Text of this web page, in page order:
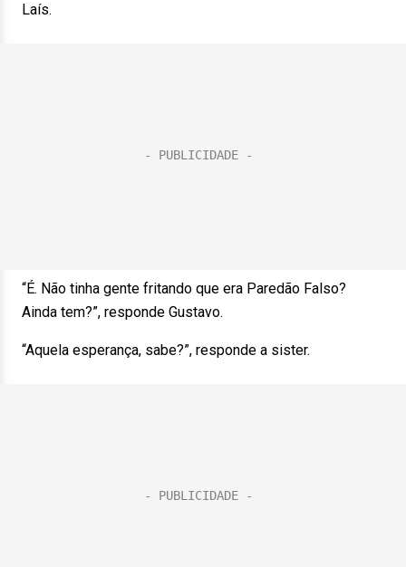
Laís.
“É. Não tinha gente fritando que era Paredão Falso?
Ainda tem?”, responde Gustavo.
“Aquela esperança, sabe?”, responde a sister.